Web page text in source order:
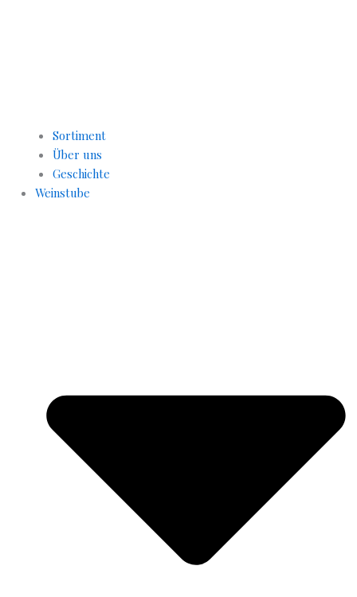
Sortiment
Über uns
Geschichte
Weinstube